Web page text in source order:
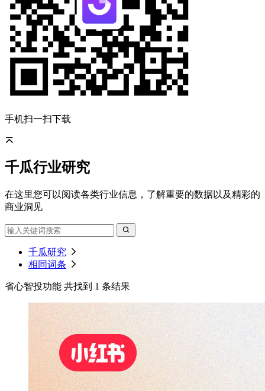
手机扫一扫下载
千瓜行业研究
在这里您可以阅读各类行业信息，了解重要的数据以及精彩的
商业洞见
千瓜研究
相同词条
省心智投功能 共找到 1 条结果